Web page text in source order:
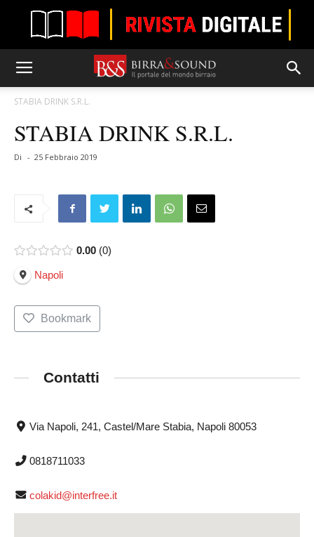
STABIA DRINK S.R.L.
STABIA DRINK S.R.L.
Di - 25 Febbraio 2019
0.00 0
Napoli
Bookmark
Contatti
Via Napoli, 241, Castel/Mare Stabia, Napoli 80053
0818711033
colakid@interfree.it